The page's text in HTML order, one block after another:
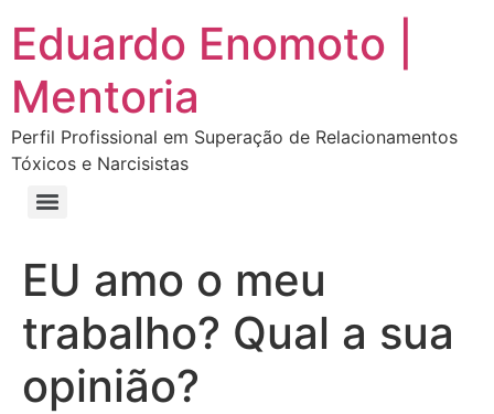
Eduardo Enomoto |
Mentoria
Perfil Profissional em Superação de Relacionamentos
Tóxicos e Narcisistas
EU amo o meu
trabalho? Qual a sua
opinião?